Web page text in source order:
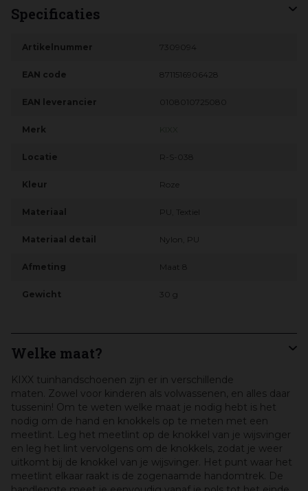
Specificaties
Artikelnummer 7309094
EAN code 8711516906428
EAN leverancier 0108010725080
Merk
Locatie R-S-038
Kleur Roze
Materiaal PU, Textiel
Materiaal detail Nylon, PU
Afmeting Maat 8
Gewicht 30 g
Welke maat?
KIXX tuinhandschoenen zijn er in verschillende
maten. Zowel voor kinderen als volwassenen, en alles daar
tussenin! Om te weten welke maat je nodig hebt is het
nodig om de hand en knokkels op te meten met een
meetlint. Leg het meetlint op de knokkel van je wijsvinger
en leg het lint vervolgens om de knokkels, zodat je weer
uitkomt bij de knokkel van je wijsvinger. Het punt waar het
meetlint elkaar raakt is de zogenaamde handomtrek. De